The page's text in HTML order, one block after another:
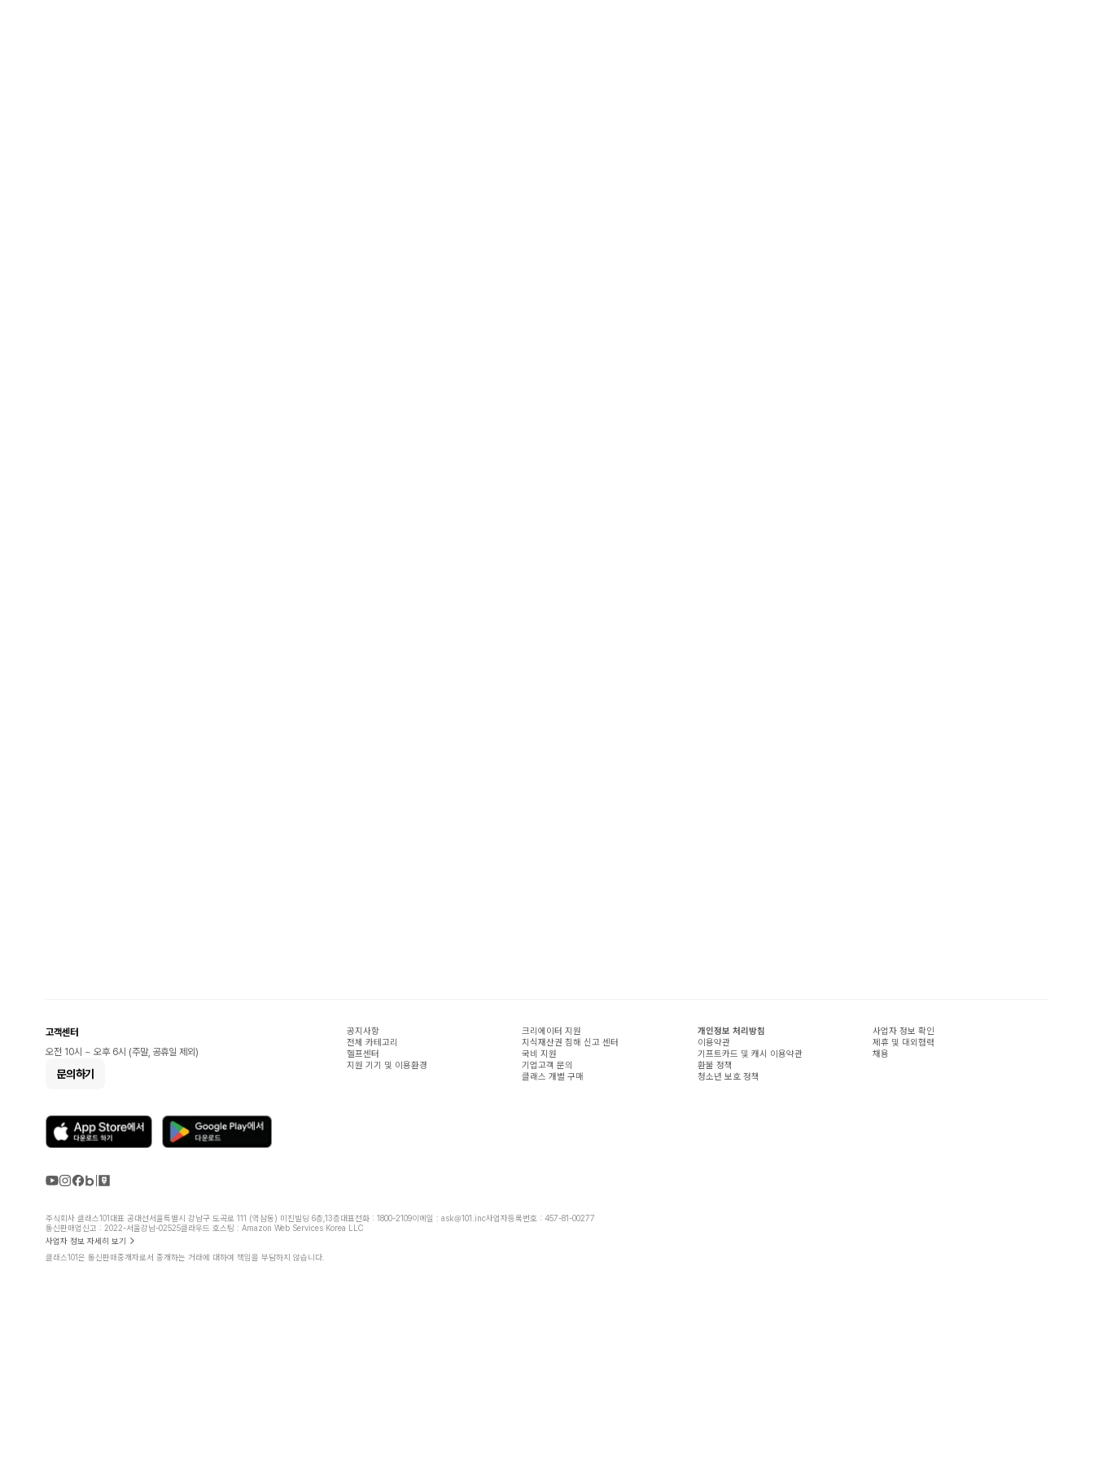
고객센터
오전 10시 ~ 오후 6시 (주말, 공휴일 제외)
문의하기
공지사항
전체 카테고리
헬프센터
지원 기기 및 이용환경
크리에이터 지원
지식재산권 침해 신고 센터
국비 지원
기업고객 문의
클래스 개별 구매
개인정보 처리방침
이용약관
기프트카드 및 캐시 이용약관
환불 정책
청소년 보호 정책
사업자 정보 확인
제휴 및 대외협력
채용
주식회사 클래스101 대표 공대선서울특별시 강남구 도곡로 111 (역삼동) 미진빌딩 6층,13층대표전화 : 1800-2109이메일 : ask@101.inc사업자등록번호 : 457-81-00277
통신판매업신고 : 2022-서울강남-02525클라우드 호스팅 : Amazon Web Services Korea LLC
사업자 정보 자세히 보기
클래스101은 통신판매중개자로서 중개하는 거래에 대하여 책임을 부담하지 않습니다.